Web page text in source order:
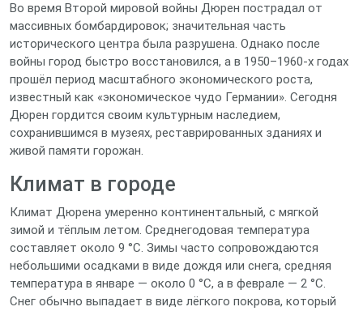
Во время Второй мировой войны Дюрен пострадал от
массивных бомбардировок; значительная часть
исторического центра была разрушена. Однако после
войны город быстро восстановился, а в 1950–1960‑х годах
прошёл период масштабного экономического роста,
известный как «экономическое чудо Германии». Сегодня
Дюрен гордится своим культурным наследием,
сохранившимся в музеях, реставрированных зданиях и
живой памяти горожан.
Климат в городе
Климат Дюрена умеренно континентальный, с мягкой
зимой и тёплым летом. Среднегодовая температура
составляет около 9 °C. Зимы часто сопровождаются
небольшими осадками в виде дождя или снега, средняя
температура в январе — около 0 °C, а в феврале — 2 °C.
Снег обычно выпадает в виде лёгкого покрова, который